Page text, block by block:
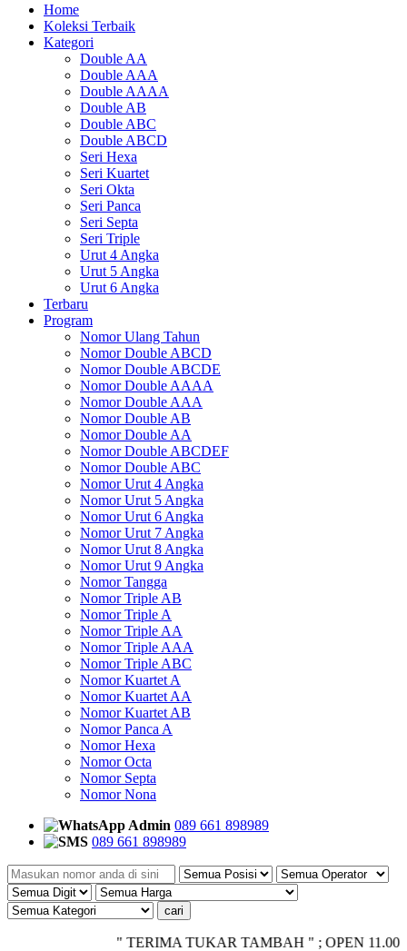
Home
Koleksi Terbaik
Kategori
Double AA
Double AAA
Double AAAA
Double AB
Double ABC
Double ABCD
Seri Hexa
Seri Kuartet
Seri Okta
Seri Panca
Seri Septa
Seri Triple
Urut 4 Angka
Urut 5 Angka
Urut 6 Angka
Terbaru
Program
Nomor Ulang Tahun
Nomor Double ABCD
Nomor Double ABCDE
Nomor Double AAAA
Nomor Double AAA
Nomor Double AB
Nomor Double AA
Nomor Double ABCDEF
Nomor Double ABC
Nomor Urut 4 Angka
Nomor Urut 5 Angka
Nomor Urut 6 Angka
Nomor Urut 7 Angka
Nomor Urut 8 Angka
Nomor Urut 9 Angka
Nomor Tangga
Nomor Triple AB
Nomor Triple A
Nomor Triple AA
Nomor Triple AAA
Nomor Triple ABC
Nomor Kuartet A
Nomor Kuartet AA
Nomor Kuartet AB
Nomor Panca A
Nomor Hexa
Nomor Octa
Nomor Septa
Nomor Nona
Admin 089 661 898989
089 661 898989
" TERIMA TUKAR TAMBAH " ; OPEN 11.00 -